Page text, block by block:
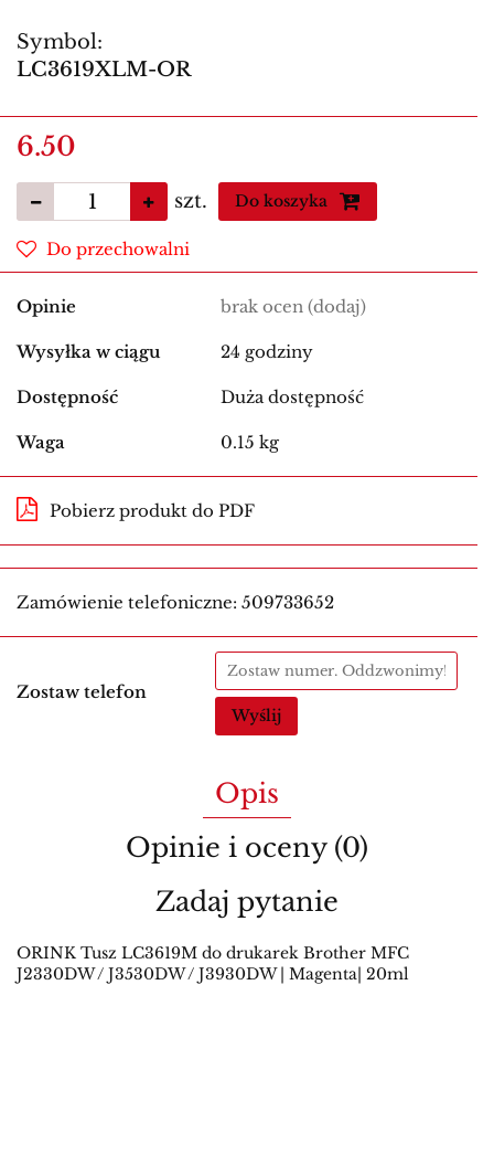
Symbol:
LC3619XLM-OR
6.50
szt. Do koszyka
Do przechowalni
Opinie brak ocen (dodaj)
Wysyłka w ciągu 24 godziny
Dostępność Duża dostępność
Waga 0.15 kg
Pobierz produkt do PDF
Zamówienie telefoniczne: 509733652
Zostaw telefon
Wyślij
Opis
Opinie i oceny (0)
Zadaj pytanie
ORINK Tusz LC3619M do drukarek Brother MFC
J2330DW / J3530DW / J3930DW | Magenta| 20ml